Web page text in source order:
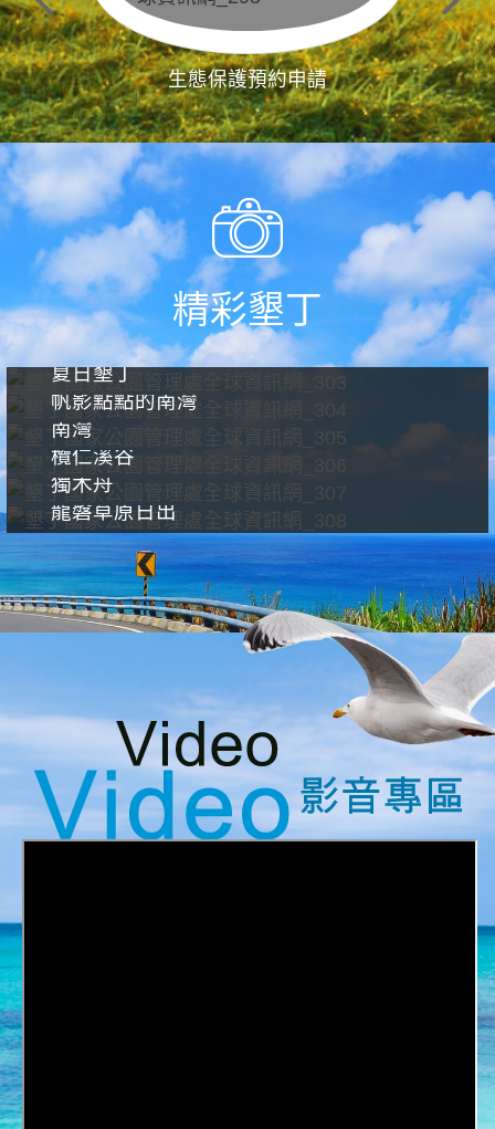
生態保護預約申請
精彩墾丁
夏日墾丁
帆影點點的南灣
南灣
欖仁溪谷
獨木舟
龍磐草原日出